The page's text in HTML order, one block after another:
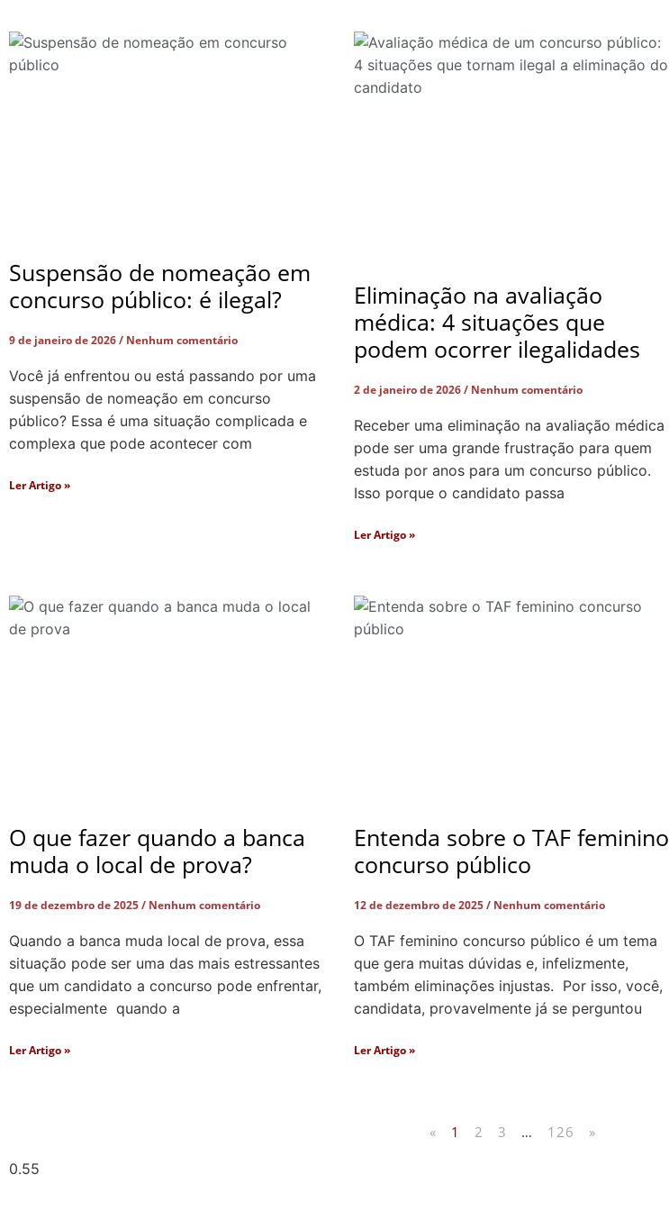
Suspensão de nomeação em
concurso público: é ilegal?
9 de janeiro de 2026 Nenhum comentário
Você já enfrentou ou está passando por uma
suspensão de nomeação em concurso
público? Essa é uma situação complicada e
complexa que pode acontecer com
Ler Artigo »
Eliminação na avaliação
médica: 4 situações que
podem ocorrer ilegalidades
2 de janeiro de 2026 Nenhum comentário
Receber uma eliminação na avaliação médica
pode ser uma grande frustração para quem
estuda por anos para um concurso público.
Isso porque o candidato passa
Ler Artigo »
O que fazer quando a banca
muda o local de prova?
19 de dezembro de 2025 Nenhum comentário
Quando a banca muda local de prova, essa
situação pode ser uma das mais estressantes
que um candidato a concurso pode enfrentar,
especialmente quando a
Ler Artigo »
Entenda sobre o TAF feminino
concurso público
12 de dezembro de 2025 Nenhum comentário
O TAF feminino concurso público é um tema
que gera muitas dúvidas e, infelizmente,
também eliminações injustas. Por isso, você,
candidata, provavelmente já se perguntou
Ler Artigo »
« 1 2 3 … 126 »